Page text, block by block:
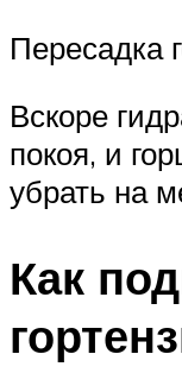
Пересадка
Вскоре
покоя, и
убрать на
Как